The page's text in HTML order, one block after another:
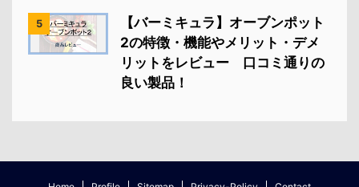
5
【バーミキュラ】オーブンポット
2の特徴・機能やメリット・デメ
リットをレビュー 口コミ通りの
良い製品！